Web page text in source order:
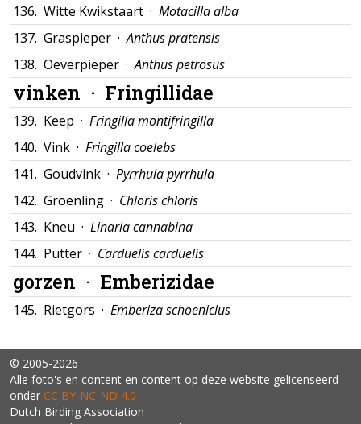
136. Witte Kwikstaart · Motacilla alba
137. Graspieper ·Anthus pratensis
138. Oeverpieper ·Anthus petrosus
vinken · Fringillidae
139. Keep · Fringilla montifringilla
140. Vink · Fringilla coelebs
141. Goudvink · Pyrrhula pyrrhula
142. Groenling · Chloris chloris
143. Kneu · Linaria cannabina
144. Putter · Carduelis carduelis
gorzen · Emberizidae
145. Rietgors · Emberiza schoeniclus
© 2005-2026
Alle foto's en content en content op deze website gelicenseerd
onder CC BY‑NC‑ND 4.0
Dutch Birding Association